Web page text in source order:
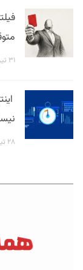
۳۱ تیر ۱۴۰۵
۲۸ تیر ۱۴۰۵